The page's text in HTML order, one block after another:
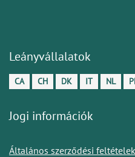
Leányvállalatok
CA CH DK IT NL
Jogi információk
Általános szerződési feltételek